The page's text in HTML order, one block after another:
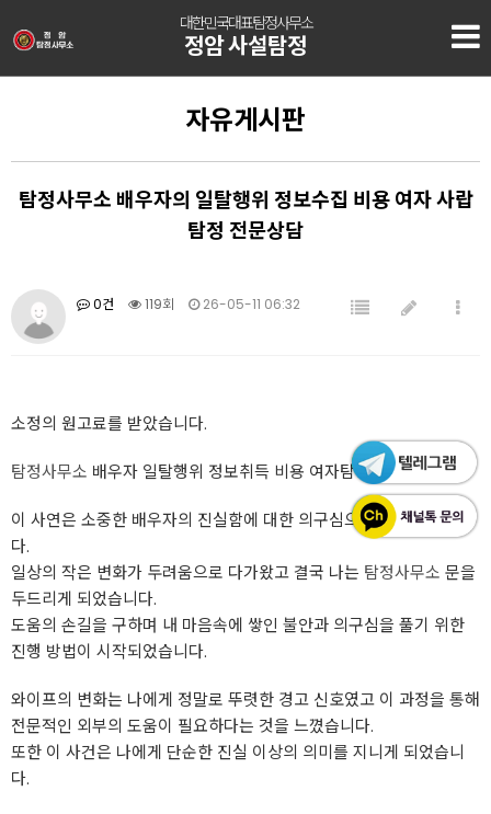
대한민국대표탐정사무소
정암 사설탐정
자유게시판
탐정사무소 배우자의 일탈행위 정보수집 비용 여자 사랍
탐정 전문상담
0건 119회 26-05-11 06:32
소정의 원고료를 받았습니다.
탐정사무소 배우자 일탈행위 정보취득 비용 여자탐정 전문상담
이 사연은 소중한 배우자의 진실함에 대한 의구심으로 시작되었습니
다.
일상의 작은 변화가 두려움으로 다가왔고 결국 나는 탐정사무소 문을
두드리게 되었습니다.
도움의 손길을 구하며 내 마음속에 쌓인 불안과 의구심을 풀기 위한
진행 방법이 시작되었습니다.
와이프의 변화는 나에게 정말로 뚜렷한 경고 신호였고 이 과정을 통해
전문적인 외부의 도움이 필요하다는 것을 느꼈습니다.
또한 이 사건은 나에게 단순한 진실 이상의 의미를 지니게 되었습니
다.